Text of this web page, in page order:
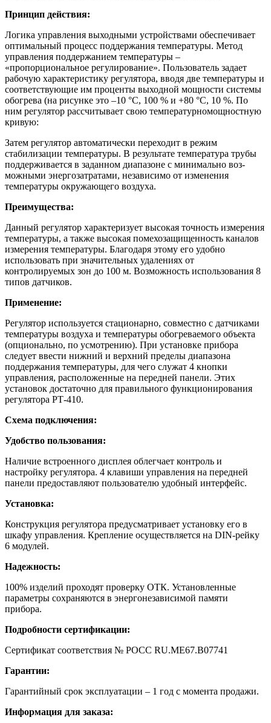
Принцип действия:
Логика управления выходными устройствами обеспечивает
оптимальный процесс поддержания температуры. Метод
управления поддержанием температуры –
«пропорциональное регулирование». Пользователь задает
рабочую характеристику регулятора, вводя две температуры и
соответствующие им проценты выходной мощности системы
обогрева (на рисунке это –10 °С, 100 % и +80 °С, 10 %. По
ним регулятор рассчитывает свою температурномощностную
кривую:
Затем регулятор автоматически переходит в режим
стабилизации температуры. В результате температура трубы
поддерживается в заданном диапазоне с минимально воз-
можными энергозатратами, независимо от изменения
температуры окружающего воздуха.
Преимущества:
Данный регулятор характеризует высокая точность измерения
температуры, а также высокая помехозащищенность каналов
измерения температуры. Благодаря этому его удобно
использовать при значительных удалениях от
контролируемых зон до 100 м. Возможность использования 8
типов датчиков.
Применение:
Регулятор используется стационарно, совместно с датчиками
температуры воздуха и температуры обогреваемого объекта
(опционально, по усмотрению). При установке прибора
следует ввести нижний и верхний пределы диапазона
поддержания температуры, для чего служат 4 кнопки
управления, расположенные на передней панели. Этих
установок достаточно для правильного функционирования
регулятора РТ-410.
Схема подключения:
Удобство пользования:
Наличие встроенного дисплея облегчает контроль и
настройку регулятора. 4 клавиши управления на передней
панели предоставляют пользователю удобный интерфейс.
Установка:
Конструкция регулятора предусматривает установку его в
шкафу управления. Крепление осуществляется на DIN-рейку
6 модулей.
Надежность:
100% изделий проходят проверку ОТК. Установленные
параметры сохраняются в энергонезависимой памяти
прибора.
Подробности сертификации:
Сертификат соответствия № РОСС RU.МЕ67.В07741
Гарантии:
Гарантийный срок эксплуатации – 1 год с момента продажи.
Информация для заказа: